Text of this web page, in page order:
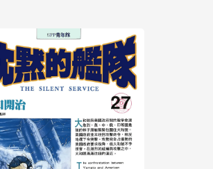
讀墨數位閱讀資產合併與書櫃開通申請